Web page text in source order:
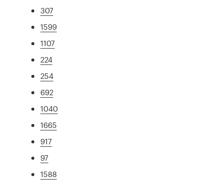
307
1599
1107
224
254
692
1040
1665
917
97
1588